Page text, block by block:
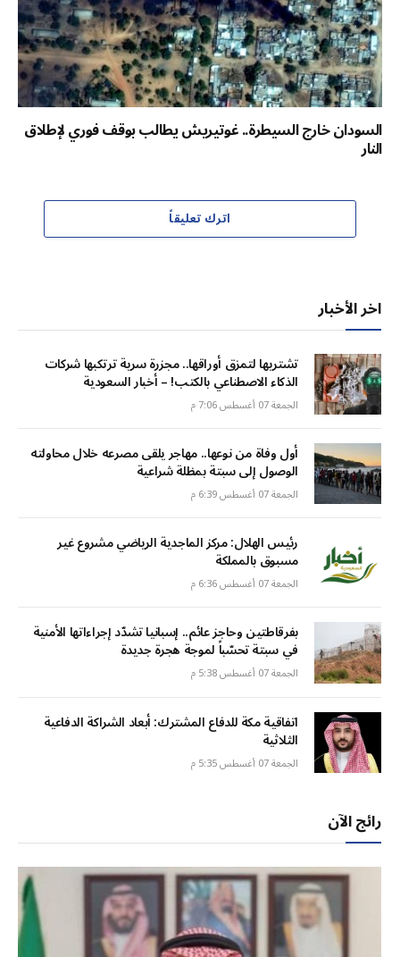
السودان خارج السيطرة.. غوتيريش يطالب بوقف فوري لإطلاق
النار
اترك تعليقاً
اخر الأخبار
تشتريها لتمزق أوراقها.. مجزرة سرية ترتكبها شركات
الذكاء الاصطناعي بالكتب! – أخبار السعودية
الجمعة 07 أغسطس 7:06 م
أول وفاة من نوعها.. مهاجر يلقى مصرعه خلال محاولته
الوصول إلى سبتة بمظلة شراعية
الجمعة 07 أغسطس 6:39 م
رئيس الهلال: مركز الماجدية الرياضي مشروع غير
مسبوق بالمملكة
الجمعة 07 أغسطس 6:36 م
بفرقاطتين وحاجز عائم.. إسبانيا تشدّد إجراءاتها الأمنية
في سبتة تحسّباً لموجة هجرة جديدة
الجمعة 07 أغسطس 5:38 م
اتفاقية مكة للدفاع المشترك: أبعاد الشراكة الدفاعية
الثلاثية
الجمعة 07 أغسطس 5:35 م
رائج الآن